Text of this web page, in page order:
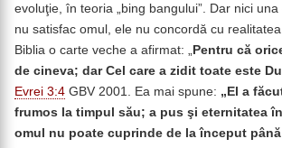
evoluţie, în teoria „bing bangului”. Dar nici
nu satisfac omul, ele nu concordă cu
Biblia o carte veche a afirmat: „ Pentru că
de cineva; dar Cel care a zidit toate este
Evrei 3:4 GBV 2001. Ea mai spune: „ El a
frumos la timpul său; a pus şi eternitatea
omul nu poate cuprinde de la început